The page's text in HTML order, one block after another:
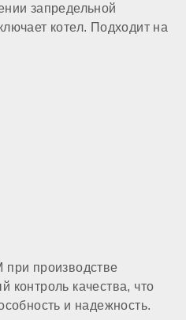
запредельной
котел. Подходит на
при производстве
контроль качества, что
и надежность.